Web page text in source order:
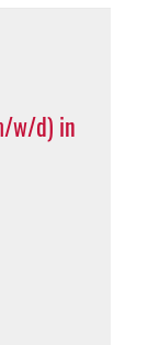
w/d) in